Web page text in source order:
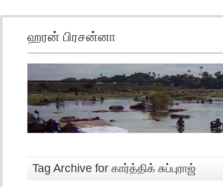
ஹரன் பிரசன்னா
Tag Archive for கார்த்திக் சுப்புராஜ்